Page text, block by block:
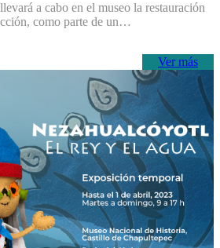
a cabo en el museo la restauración
como parte de un…
Ver más